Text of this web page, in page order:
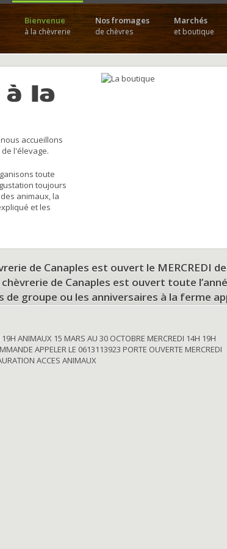
Bienvenue
à la chèvrerie
Nos fromages
de chèvres
Marchés
et boutique
à la
accueillons
l'élevage.
toute
toujours
animaux, la
et les
de Canaples est ouvert le MERCREDI
de Canaples est ouvert toute
de groupe ou les anniversaires à la ferme
ANIMAUX 15 MARS AU 30 OCTOBRE MERCREDI 14H 19H
APPELER LE 0613113923 PORTE OUVERTE MERCREDI
ACCES ANIMAUX